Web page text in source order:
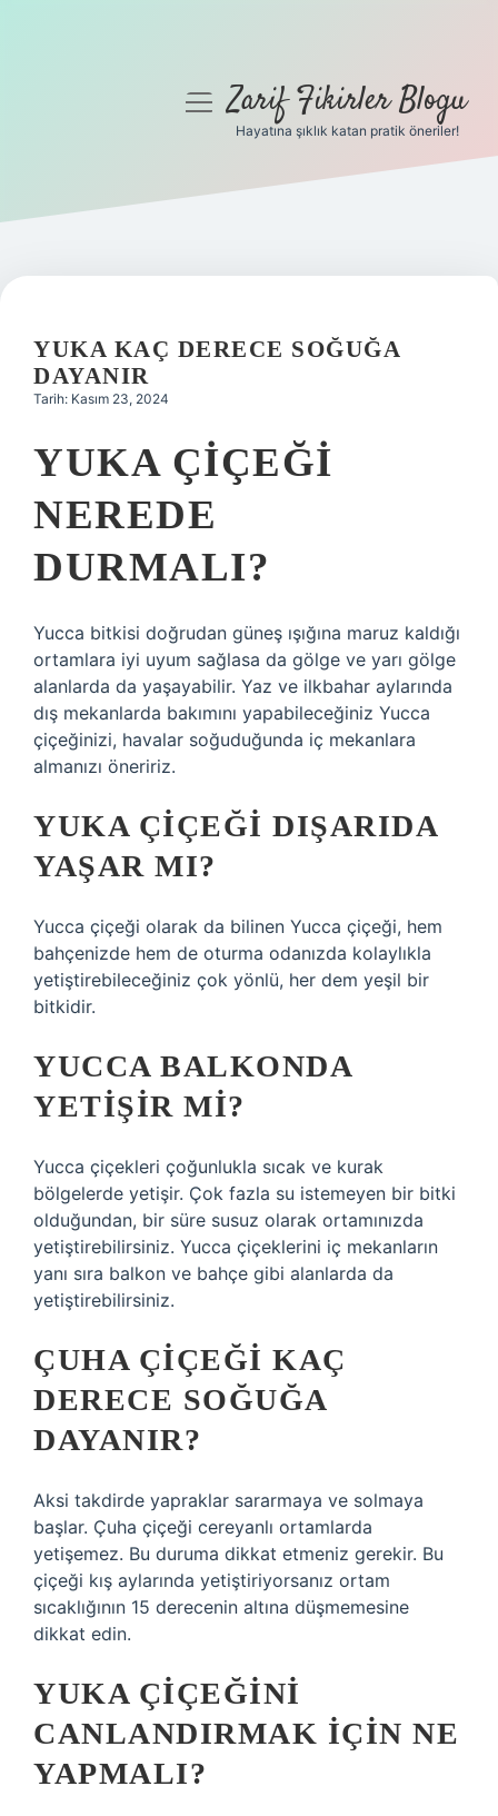
Gizlilik Politikası
Yasal Uyarı
menüyüZarif Fikirler Blogu
Hayatına şıklık katan pratik öneriler!
YUKA KAÇ DERECE SOĞUĞA
DAYANIR
Tarih: Kasım 23, 2024
YUKA ÇIÇEĞI
NEREDE
DURMALI?
Yucca bitkisi doğrudan güneş ışığına maruz kaldığı
ortamlara iyi uyum sağlasa da gölge ve yarı gölge
alanlarda da yaşayabilir. Yaz ve ilkbahar aylarında
dış mekanlarda bakımını yapabileceğiniz Yucca
çiçeğinizi, havalar soğuduğunda iç mekanlara
almanızı öneririz.
YUKA ÇIÇEĞI DIŞARIDA
YAŞAR MI?
Yucca çiçeği olarak da bilinen Yucca çiçeği, hem
bahçenizde hem de oturma odanızda kolaylıkla
yetiştirebileceğiniz çok yönlü, her dem yeşil bir
bitkidir.
YUCCA BALKONDA
YETIŞIR MI?
Yucca çiçekleri çoğunlukla sıcak ve kurak
bölgelerde yetişir. Çok fazla su istemeyen bir bitki
olduğundan, bir süre susuz olarak ortamınızda
yetiştirebilirsiniz. Yucca çiçeklerini iç mekanların
yanı sıra balkon ve bahçe gibi alanlarda da
yetiştirebilirsiniz.
ÇUHA ÇIÇEĞI KAÇ
DERECE SOĞUĞA
DAYANIR?
Aksi takdirde yapraklar sararmaya ve solmaya
başlar. Çuha çiçeği cereyanlı ortamlarda
yetişemez. Bu duruma dikkat etmeniz gerekir. Bu
çiçeği kış aylarında yetiştiriyorsanız ortam
sıcaklığının 15 derecenin altına düşmemesine
dikkat edin.
YUKA ÇIÇEĞINI
CANLANDIRMAK IÇIN NE
YAPMALI?